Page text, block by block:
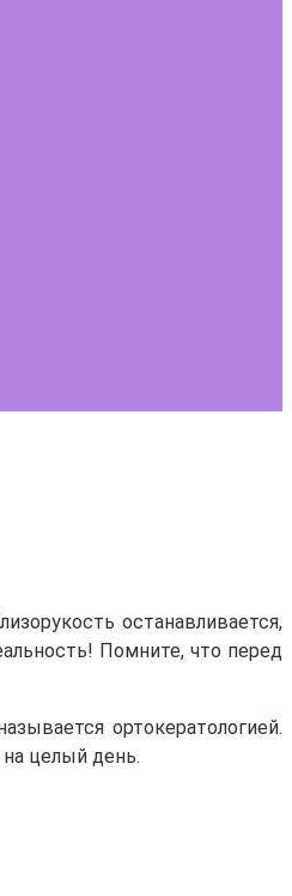
останавливается,
Помните, что перед
ортокератологией.
целый день.